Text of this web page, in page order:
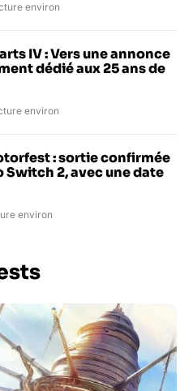
environ
IV : Vers une annonce
dédié aux 25 ans de
environ
: sortie confirmée
2, avec une date
environ